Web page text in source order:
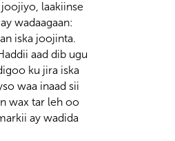
laakiinse
wadaagaan:
iska joojinta.
aad dib ugu
ku jira iska
waa inaad sii
wax tar leh oo
ay wadida